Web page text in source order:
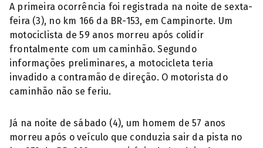
A primeira ocorrência foi registrada na noite de sexta-
feira (3), no km 166 da BR-153, em Campinorte. Um
motociclista de 59 anos morreu após colidir
frontalmente com um caminhão. Segundo
informações preliminares, a motocicleta teria
invadido a contramão de direção. O motorista do
caminhão não se feriu.
Já na noite de sábado (4), um homem de 57 anos
morreu após o veículo que conduzia sair da pista no